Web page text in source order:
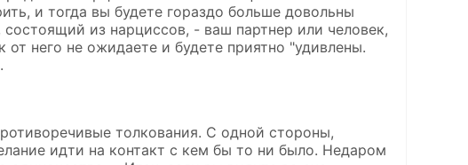
и тогда вы будете гораздо больше довольны
из нарциссов, - ваш партнер или человек,
него не ожидаете и будете приятно "удивлены.
толкования. С одной стороны,
идти на контакт с кем бы то ни было. Недаром